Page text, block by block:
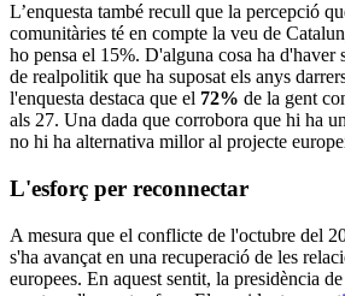
L’enquesta també recull que la percepció
comunitàries té en compte la veu de
ho pensa el 15%. D'alguna cosa ha d'haver
de realpolitik que ha suposat els anys
l'enquesta destaca que el 72% de la gent
als 27. Una dada que corrobora que hi ha
no hi ha alternativa millor al projecte
L'esforç per reconnectar
A mesura que el conflicte de l'octubre del
s'ha avançat en una recuperació de les
europees. En aquest sentit, la presidència